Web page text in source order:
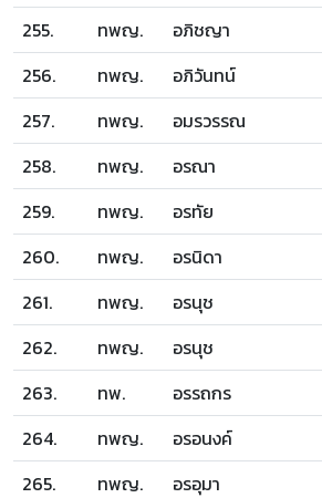
255.
ทพญ. อภิชญา
256.
ทพญ. อภิวันทน์
257.
ทพญ. อมรวรรณ
258.
ทพญ. อรณา
259.
ทพญ. อรทัย
260.
ทพญ. อรนิดา
261.
ทพญ. อรนุช
262.
ทพญ. อรนุช
263.
ทพ. อรรถกร
264.
ทพญ. อรอนงค์
265.
ทพญ. อรอุมา